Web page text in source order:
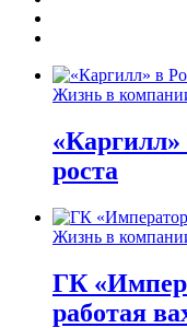
Жизнь в
роста
Жизнь в
ГК
работая